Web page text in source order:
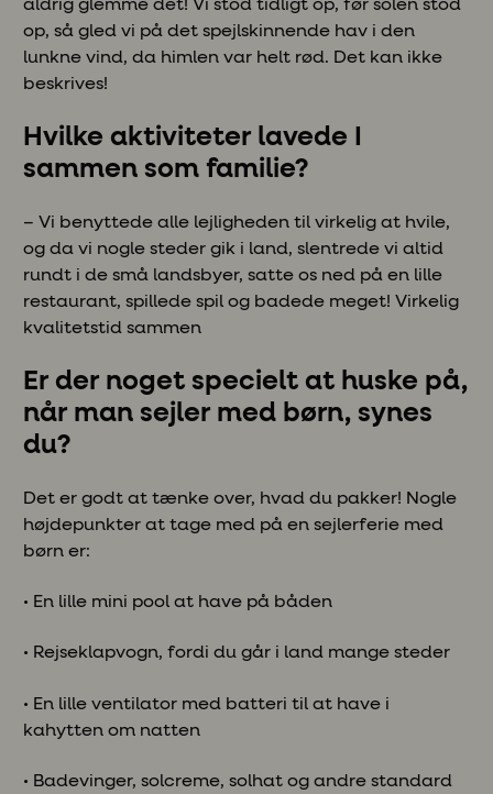
aldrig glemme det! Vi stod tidligt op, før solen stod
op, så gled vi på det spejlskinnende hav i den
lunkne vind, da himlen var helt rød. Det kan ikke
beskrives!
Hvilke aktiviteter lavede I
sammen som familie?
– Vi benyttede alle lejligheden til virkelig at hvile,
og da vi nogle steder gik i land, slentrede vi altid
rundt i de små landsbyer, satte os ned på en lille
restaurant, spillede spil og badede meget! Virkelig
kvalitetstid sammen
Er der noget specielt at huske på,
når man sejler med børn, synes
du?
Det er godt at tænke over, hvad du pakker! Nogle
højdepunkter at tage med på en sejlerferie med
børn er:
• En lille mini pool at have på båden
• Rejseklapvogn, fordi du går i land mange steder
• En lille ventilator med batteri til at have i
kahytten om natten
• Badevinger, solcreme, solhat og andre standard